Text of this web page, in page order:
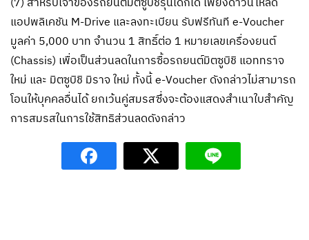
แอปพลิเคชัน M-Drive และลงทะเบียน รับฟรีทันที e-Voucher
มูลค่า 5,000 บาท จำนวน 1 สิทธิ์ต่อ 1 หมายเลขเครื่องยนต์
(Chassis) เพื่อเป็นส่วนลดในการซื้อรถยนต์มิตซูบิชิ แอททราจ
ใหม่ และ มิตซูบิชิ มิราจ ใหม่ ทั้งนี้ e-Voucher ดังกล่าวไม่สามารถ
โอนให้บุคคลอื่นได้ ยกเว้นคู่สมรสซึ่งจะต้องแสดงสำเนาใบสำคัญ
การสมรสในการใช้สิทธิส่วนลดดังกล่าว